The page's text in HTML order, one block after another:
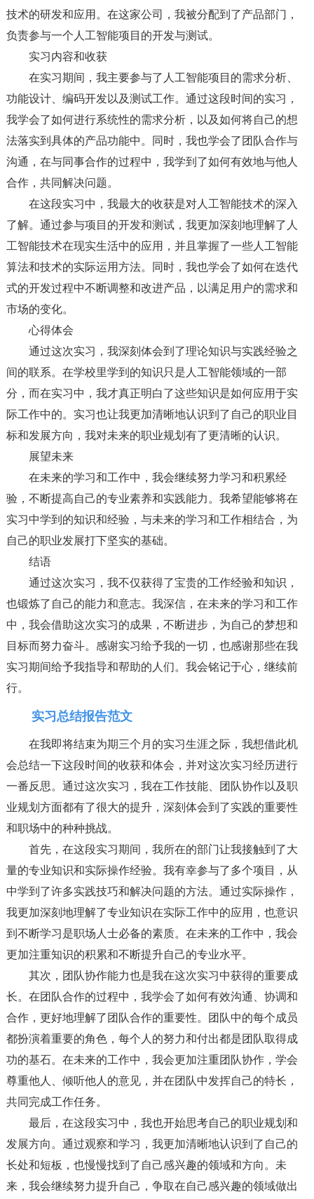
技术的研发和应用。在这家公司，我被分配到了产品部门，
负责参与一个人工智能项目的开发与测试。
实习内容和收获
在实习期间，我主要参与了人工智能项目的需求分析、
功能设计、编码开发以及测试工作。通过这段时间的实习，
我学会了如何进行系统性的需求分析，以及如何将自己的想
法落实到具体的产品功能中。同时，我也学会了团队合作与
沟通，在与同事合作的过程中，我学到了如何有效地与他人
合作，共同解决问题。
在这段实习中，我最大的收获是对人工智能技术的深入
了解。通过参与项目的开发和测试，我更加深刻地理解了人
工智能技术在现实生活中的应用，并且掌握了一些人工智能
算法和技术的实际运用方法。同时，我也学会了如何在迭代
式的开发过程中不断调整和改进产品，以满足用户的需求和
市场的变化。
心得体会
通过这次实习，我深刻体会到了理论知识与实践经验之
间的联系。在学校里学到的知识只是人工智能领域的一部
分，而在实习中，我才真正明白了这些知识是如何应用于实
际工作中的。实习也让我更加清晰地认识到了自己的职业目
标和发展方向，我对未来的职业规划有了更清晰的认识。
展望未来
在未来的学习和工作中，我会继续努力学习和积累经
验，不断提高自己的专业素养和实践能力。我希望能够将在
实习中学到的知识和经验，与未来的学习和工作相结合，为
自己的职业发展打下坚实的基础。
结语
通过这次实习，我不仅获得了宝贵的工作经验和知识，
也锻炼了自己的能力和意志。我深信，在未来的学习和工作
中，我会借助这次实习的成果，不断进步，为自己的梦想和
目标而努力奋斗。感谢实习给予我的一切，也感谢那些在我
实习期间给予我指导和帮助的人们。我会铭记于心，继续前
行。
实习总结报告范文
在我即将结束为期三个月的实习生涯之际，我想借此机
会总结一下这段时间的收获和体会，并对这次实习经历进行
一番反思。通过这次实习，我在工作技能、团队协作以及职
业规划方面都有了很大的提升，深刻体会到了实践的重要性
和职场中的种种挑战。
首先，在这段实习期间，我所在的部门让我接触到了大
量的专业知识和实际操作经验。我有幸参与了多个项目，从
中学到了许多实践技巧和解决问题的方法。通过实际操作，
我更加深刻地理解了专业知识在实际工作中的应用，也意识
到不断学习是职场人士必备的素质。在未来的工作中，我会
更加注重知识的积累和不断提升自己的专业水平。
其次，团队协作能力也是我在这次实习中获得的重要成
长。在团队合作的过程中，我学会了如何有效沟通、协调和
合作，更好地理解了团队合作的重要性。团队中的每个成员
都扮演着重要的角色，每个人的努力和付出都是团队取得成
功的基石。在未来的工作中，我会更加注重团队协作，学会
尊重他人、倾听他人的意见，并在团队中发挥自己的特长，
共同完成工作任务。
最后，在这段实习中，我也开始思考自己的职业规划和
发展方向。通过观察和学习，我更加清晰地认识到了自己的
长处和短板，也慢慢找到了自己感兴趣的领域和方向。未
来，我会继续努力提升自己，争取在自己感兴趣的领域做出